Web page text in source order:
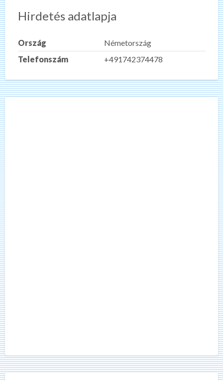
Hirdetés adatlapja
Ország
Németország
Telefonszám
+491742374478